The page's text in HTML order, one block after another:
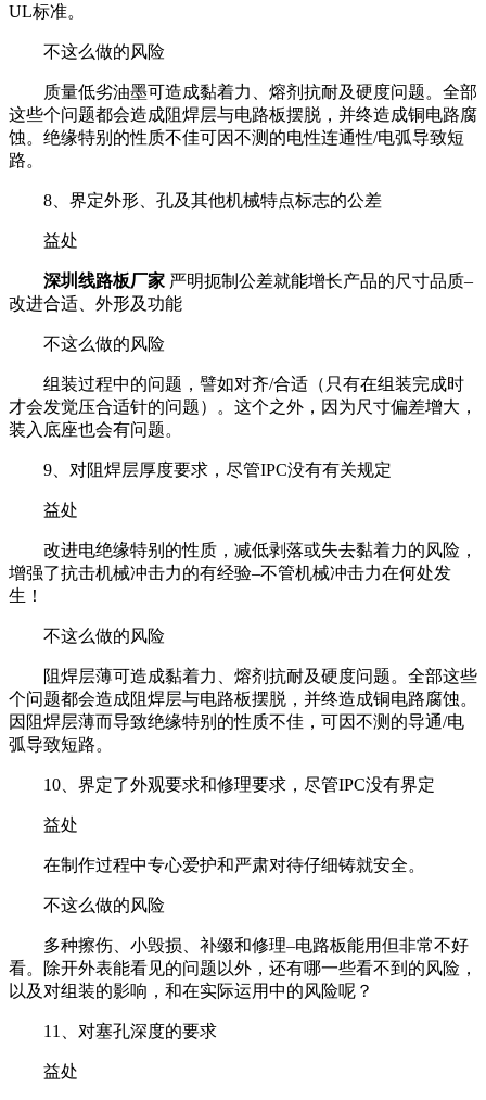
UL标准。
不这么做的风险
质量低劣油墨可造成黏着力、熔剂抗耐及硬度问题。全部
这些个问题都会造成阻焊层与电路板摆脱，并终造成铜电路腐
蚀。绝缘特别的性质不佳可因不测的电性连通性/电弧导致短
路。
8、界定外形、孔及其他机械特点标志的公差
益处
深圳线路板厂家 严明扼制公差就能增长产品的尺寸品质–
改进合适、外形及功能
不这么做的风险
组装过程中的问题，譬如对齐/合适（只有在组装完成时
才会发觉压合适针的问题）。这个之外，因为尺寸偏差增大，
装入底座也会有问题。
9、对阻焊层厚度要求，尽管IPC没有有关规定
益处
改进电绝缘特别的性质，减低剥落或失去黏着力的风险，
增强了抗击机械冲击力的有经验–不管机械冲击力在何处发
生！
不这么做的风险
阻焊层薄可造成黏着力、熔剂抗耐及硬度问题。全部这些
个问题都会造成阻焊层与电路板摆脱，并终造成铜电路腐蚀。
因阻焊层薄而导致绝缘特别的性质不佳，可因不测的导通/电
弧导致短路。
10、界定了外观要求和修理要求，尽管IPC没有界定
益处
在制作过程中专心爱护和严肃对待仔细铸就安全。
不这么做的风险
多种擦伤、小毁损、补缀和修理–电路板能用但非常不好
看。除开外表能看见的问题以外，还有哪一些看不到的风险，
以及对组装的影响，和在实际运用中的风险呢？
11、对塞孔深度的要求
益处